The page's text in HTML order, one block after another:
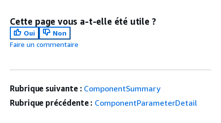
Cette page vous a-t-elle été utile ?
Oui
Non
Faire un commentaire
Rubrique suivante : ComponentSummary
Rubrique précédente : ComponentParameterDetail